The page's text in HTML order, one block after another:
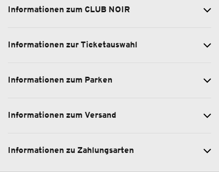
Informationen zum CLUB NOIR
Informationen zur Ticketauswahl
Informationen zum Parken
Informationen zum Versand
Informationen zu Zahlungsarten